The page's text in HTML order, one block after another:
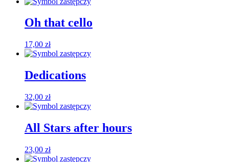
Oh that cello
17,00 zł
Dedications
32,00 zł
All Stars after hours
23,00 zł